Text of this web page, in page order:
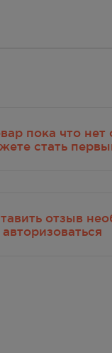
взбить пену,
головы и
использовать бальзам-
ALERANA®
отзыв
авторизоваться
пока что нет
стать